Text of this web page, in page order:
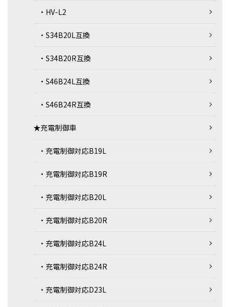
・HV-L2
・S34B20L互換
・S34B20R互換
・S46B24L互換
・S46B24R互換
★充電制御車
・充電制御対応B19L
・充電制御対応B19R
・充電制御対応B20L
・充電制御対応B20R
・充電制御対応B24L
・充電制御対応B24R
・充電制御対応D23L